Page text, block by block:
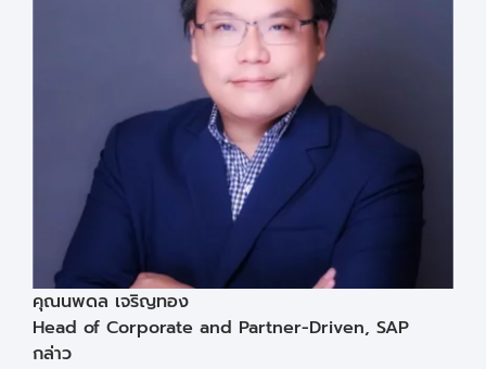
คุณนพดล เจริญทอง
Head of Corporate and Partner-Driven, SAP
กล่าว